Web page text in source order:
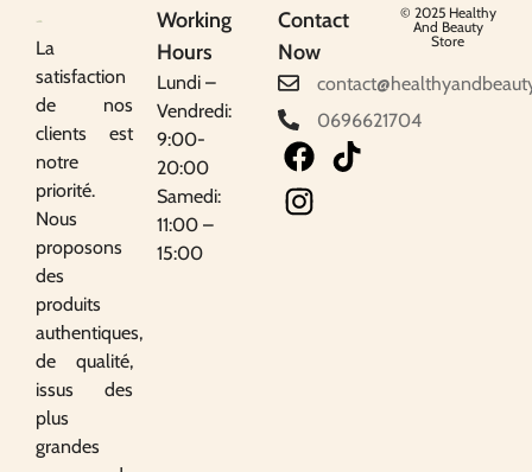
La
satisfaction
de nos
clients est
notre
priorité.
Nous
proposons
des
produits
authentiques,
de qualité,
issus des
plus
grandes
Working
Hours
Lundi –
Vendredi:
9:00-
20:00
Samedi:
11:00 –
15:00
Contact
Now
0696621704
© 2025 Healthy
And Beauty
Store